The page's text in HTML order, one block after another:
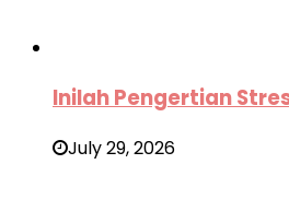
Inilah Pengertian
July 29, 2026